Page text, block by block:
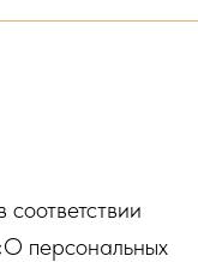
персональных